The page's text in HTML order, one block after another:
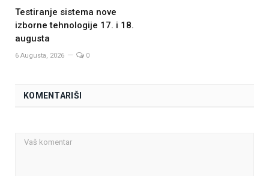
Testiranje sistema nove
izborne tehnologije 17. i 18.
augusta
6 Augusta, 2026 0
KOMENTARIŠI